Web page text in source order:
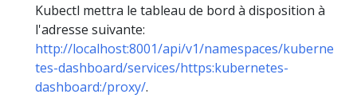
Kubectl mettra le tableau de bord à disposition à
l'adresse suivante:
http://localhost:8001/api/v1/namespaces/kuberne
tes-dashboard/services/https:kubernetes-
dashboard:/proxy/.